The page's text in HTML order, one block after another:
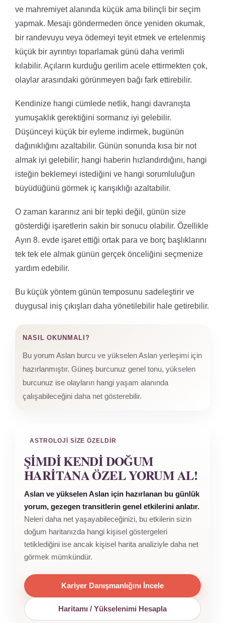
ve mahremiyet alanında küçük ama bilinçli bir seçim
yapmak. Mesajı göndermeden önce yeniden okumak,
bir randevuyu veya ödemeyi teyit etmek ve ertelenmiş
küçük bir ayrıntıyı toparlamak günü daha verimli
kılabilir. Açıların kurduğu gerilim acele ettirmekten çok,
olaylar arasındaki görünmeyen bağı fark ettirebilir.
Kendinize hangi cümlede netlik, hangi davranışta
yumuşaklık gerektiğini sormanız iyi gelebilir.
Düşünceyi küçük bir eyleme indirmek, bugünün
dağınıklığını azaltabilir. Günün sonunda kısa bir not
almak iyi gelebilir; hangi haberin hızlandırdığını, hangi
isteğin beklemeyi istediğini ve hangi sorumluluğun
büyüdüğünü görmek iç karışıklığı azaltabilir.
O zaman kararınız ani bir tepki değil, günün size
gösterdiği işaretlerin sakin bir sonucu olabilir. Özellikle
Ayın 8. evde işaret ettiği ortak para ve borç başlıklarını
tek tek ele almak günün gerçek önceliğini seçmenize
yardım edebilir.
Bu küçük yöntem günün temposunu sadeleştirir ve
duygusal iniş çıkışları daha yönetilebilir hale getirebilir.
NASIL OKUNMALI?
Bu yorum Aslan burcu ve yükselen Aslan yerleşimi için
hazırlanmıştır. Güneş burcunuz genel tonu, yükselen
burcunuz ise olayların hangi yaşam alanında
çalışabileceğini daha net gösterebilir.
ASTROLOJI SIZE ÖZELDIR
ŞIMDI KENDI DOĞUM
HARITANA ÖZEL YORUM AL!
Aslan ve yükselen Aslan için hazırlanan bu günlük
yorum, gezegen transitlerin genel etkilerini anlatır.
Neleri daha net yaşayabileceğinizi, bu etkilerin sizin
doğum haritanızda hangi kişisel göstergeleri
tetiklediğini ise ancak kişisel harita analiziyle daha net
görmek mümkündür.
Kariyer Danışmanlığını İncele
Haritamı / Yükselenimi Hesapla